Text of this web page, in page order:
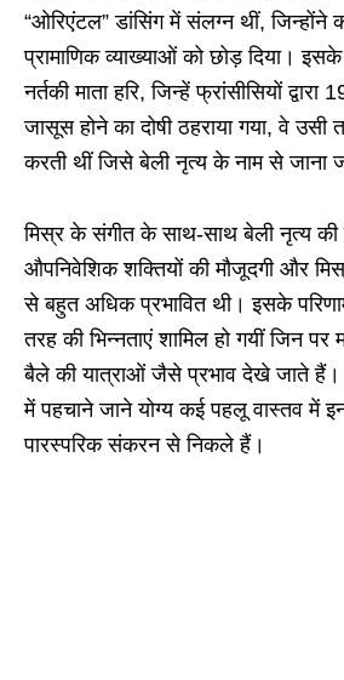
“ओरिएंटल” डांसिंग में संलग्न थीं, जिन्होंने
प्रामाणिक व्याख्याओं को छोड़ दिया।
नर्तकी माता हरि, जिन्हें फ्रांसीसियों
जासूस होने का दोषी ठहराया गया, वे उसी
करती थीं जिसे बेली नृत्य के नाम से जाना
मिस्र के संगीत के साथ-साथ बेली नृत्य की
औपनिवेशिक शक्तियों की मौजूदगी और
से बहुत अधिक प्रभावित थी। इसके
तरह की भिन्नताएं शामिल हो गयीं जिन पर
बैले की यात्राओं जैसे प्रभाव देखे जाते
में पहचाने जाने योग्य कई पहलू वास्तव में
पारस्परिक संकरन से निकले हैं।